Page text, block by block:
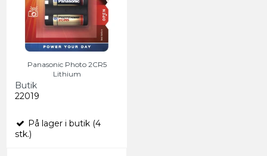
Panasonic Photo 2CR5
Lithium
Butik
22019
På lager i butik (4
stk.)